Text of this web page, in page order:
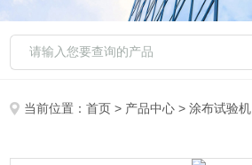
当前位置：首页 > 产品中心 >涂布试验机